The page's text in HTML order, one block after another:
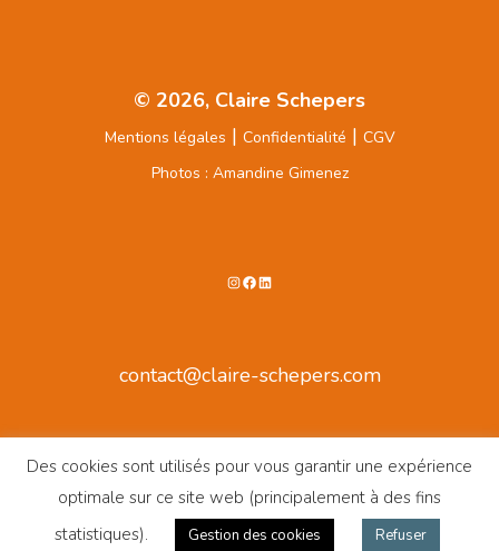
© 2026, Claire Schepers
Mentions légales | Confidentialité | CGV
Photos : Amandine Gimenez
Instagram
Facebook
LinkedIn
contact@claire-schepers.com
Des cookies sont utilisés pour vous garantir une expérience
optimale sur ce site web (principalement à des fins
statistiques).
Gestion des cookies Refuser